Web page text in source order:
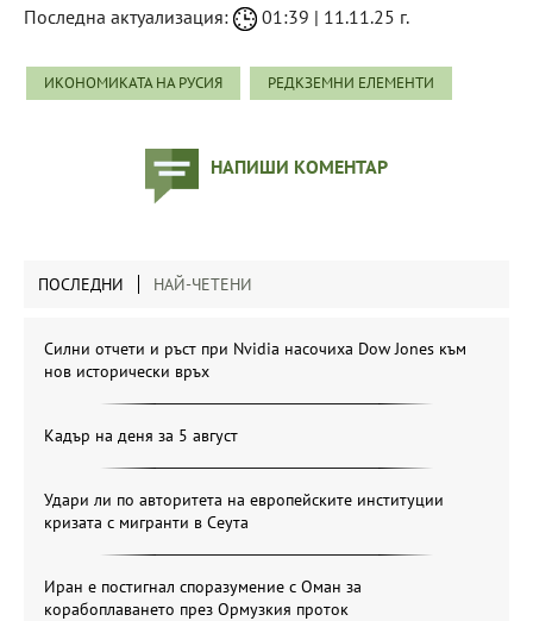
Последна актуализация: 01:39 | 11.11.25 г.
ИКОНОМИКАТА НА РУСИЯ РЕДКЗЕМНИ ЕЛЕМЕНТИ
НАПИШИ КОМЕНТАР
ПОСЛЕДНИ НАЙ-ЧЕТЕНИ
Силни отчети и ръст при Nvidia насочиха Dow Jones към
нов исторически връх
Кадър на деня за 5 август
Удари ли по авторитета на европейските институции
кризата с мигранти в Сеута
Иран е постигнал споразумение с Оман за
корабоплаването през Ормузкия проток